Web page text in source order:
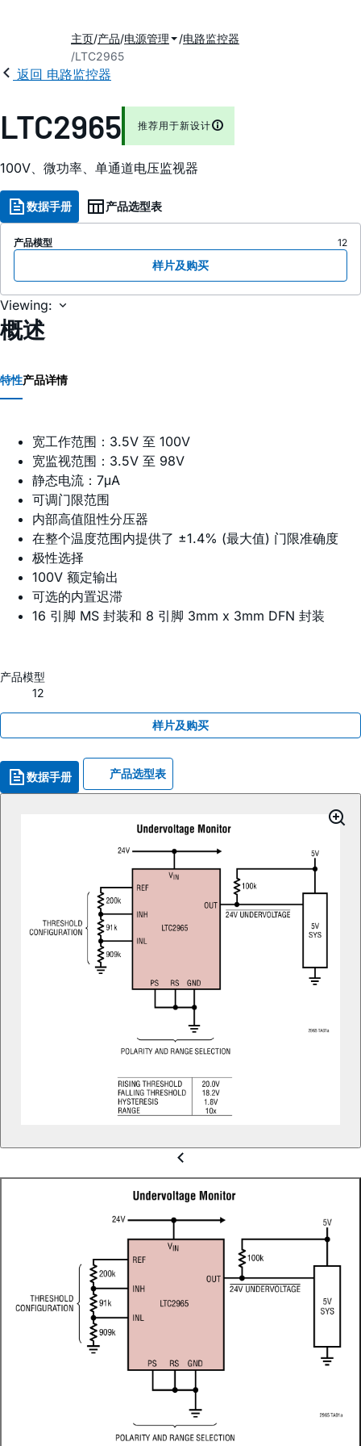
主页 产品 电源管理
电路监控器
LTC2965
返回 电路监控器
LTC2965 推荐用于新设计
100V、微功率、单通道电压监视器
数据手册 产品选型表
产品模型 12
样片及购买
Viewing:
概述
特性产品详情
宽工作范围：3.5V 至 100V
宽监视范围：3.5V 至 98V
静态电流：7μA
可调门限范围
内部高值阻性分压器
在整个温度范围内提供了 ±1.4% (最大值) 门限准确度
极性选择
100V 额定输出
可选的内置迟滞
16 引脚 MS 封装和 8 引脚 3mm x 3mm DFN 封装
产品模型
12
样片及购买
数据手册 产品选型表